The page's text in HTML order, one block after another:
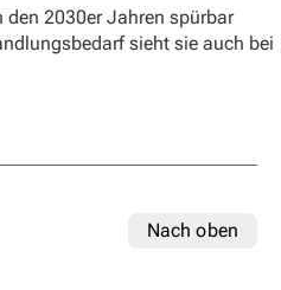
den 2030er Jahren spürbar
sieht sie auch bei
Nach oben